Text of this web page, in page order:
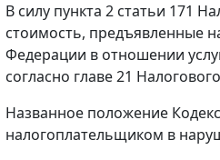
В силу пункта 2 статьи 171
стоимость, предъявленные
Федерации в отношении
согласно главе 21
Названное положение
налогоплательщиком в